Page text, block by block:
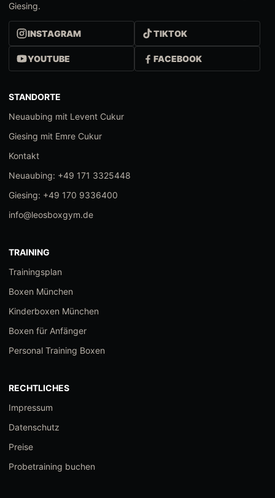
Giesing.
INSTAGRAM TIKTOK
YOUTUBE FACEBOOK
STANDORTE
Neuaubing mit Levent Cukur
Giesing mit Emre Cukur
Kontakt
Neuaubing: +49 171 3325448
Giesing: +49 170 9336400
info@leosboxgym.de
TRAINING
Trainingsplan
Boxen München
Kinderboxen München
Boxen für Anfänger
Personal Training Boxen
RECHTLICHES
Impressum
Datenschutz
Preise
Probetraining buchen